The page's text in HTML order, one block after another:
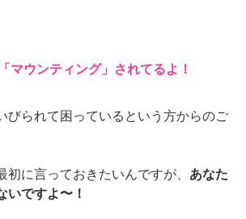
マウンティング」されてるよ！
びられて困っているという方からのご
初に言っておきたいんですが、 あなた
いですよ〜！